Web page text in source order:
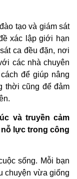
tạo và giám sát
xác lập giới hạn
ca đều đặn, nơi
các nhà chuyên
để giúp nâng
thời cũng để đảm
và truyền cảm
lực trong công
sống. Mỗi bạn
chuyện vừa giống